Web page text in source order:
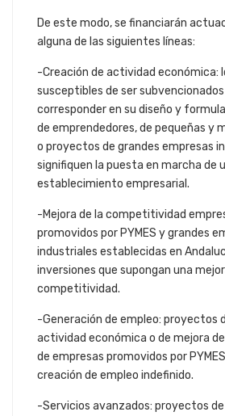
De este modo, se financiarán
alguna de las siguientes líneas:
-Creación de actividad económica:
susceptibles de ser
corresponder en su diseño y
de emprendedores, de pequeñas y
o proyectos de grandes empresas
signifiquen la puesta en marcha de
establecimiento empresarial.
-Mejora de la competitividad
promovidos por PYMES y grandes
industriales establecidas en
inversiones que supongan una
competitividad.
-Generación de empleo: proyectos
actividad económica o de mejora
de empresas promovidos por
creación de empleo indefinido.
-Servicios avanzados: proyectos